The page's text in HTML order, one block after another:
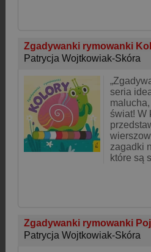
Zgadywanki rymowanki
Patrycja Wojtkowiak-Skóra
seria
świat! W
zagadki
które są
Zgadywanki rymowanki
Patrycja Wojtkowiak-Skóra